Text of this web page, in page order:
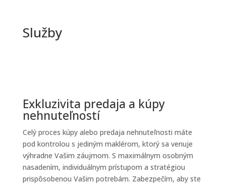
Služby
Exkluzivita predaja a kúpy
nehnuteľností
Celý proces kúpy alebo predaja nehnuteľnosti máte
pod kontrolou s jediným maklérom, ktorý sa venuje
výhradne Vašim záujmom. S maximálnym osobným
nasadením, individuálnym prístupom a stratégiou
prispôsobenou Vašim potrebám. Zabezpečím, aby ste